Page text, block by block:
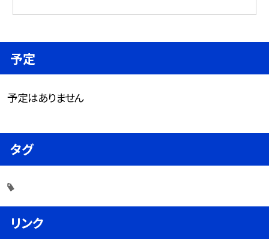
予定
予定はありません
タグ
リンク